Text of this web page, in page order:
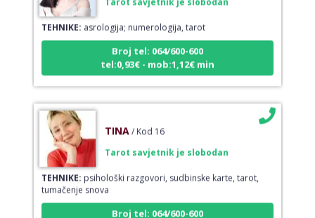
TEHNIKE:asrologija; numerologija, tarot
Broj tel: 064/600-600
tel:0,93€ - mob:1,12€ min
TEHNIKE:psihološki razgovori, sudbinske karte, tarot,
tumačenje snova
Broj tel: 064/600-600